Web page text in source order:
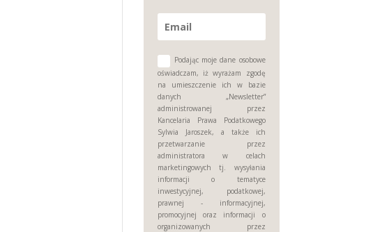
Podając moje dane osobowe
oświadczam, iż wyrażam zgodę
na umieszczenie ich w bazie
danych „Newsletter”
administrowanej przez
Kancelaria Prawa Podatkowego
Sylwia Jaroszek, a także ich
przetwarzanie przez
administratora w celach
marketingowych tj. wysyłania
informacji o tematyce
inwestycyjnej, podatkowej,
prawnej - informacyjnej,
promocyjnej oraz informacji o
organizowanych przez